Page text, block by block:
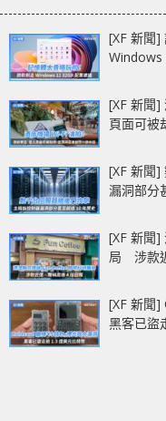
[XF 新聞
Windows
[XF 新聞
頁面可被
[XF 新聞
漏洞部分
[XF 新聞]
局 涉款
[XF 新聞]
黑客已盜